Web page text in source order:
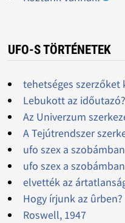
UFO-S TÖRTÉNETEK
tehetséges
Lebukott az
Az Univerzum
A Tejútrendszer
ufo szex a szobámban
ufo szex a szobámban
elvették az
Hogy írjunk az ûrben?
Roswell, 1947